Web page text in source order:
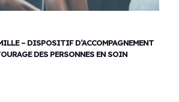
– DISPOSITIF D’ACCOMPAGNEMENT
DES PERSONNES EN SOIN